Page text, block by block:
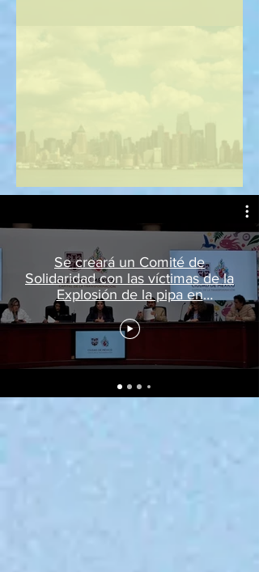
Se creará un Comité de
Solidaridad con las víctimas de la
Explosión de la pipa en
Iztapalapa; no se permitirá
impunidad: Clara Brugada